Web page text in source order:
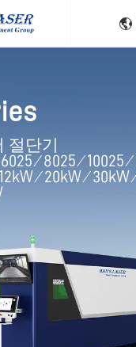
절단기
⁄ 8025 ⁄ 10025
⁄ 20kW ⁄ 30kW